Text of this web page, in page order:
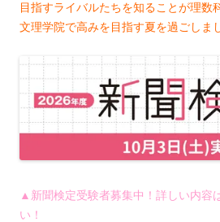
目指すライバルたちを知ることが理数
文理学院で高みを目指す夏を過ごしま
▲新聞検定受験者募集中！詳しい内容
い！